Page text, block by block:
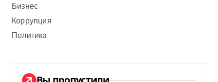
Бизнес
Коррупция
Политика